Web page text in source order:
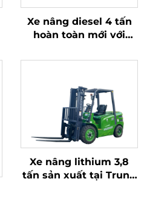
Xe nâng diesel 4 tấn
hoàn toàn mới với
Bản chất lượng cao
Xe nâng lithium 3,8
tấn sản xuất tại Trung